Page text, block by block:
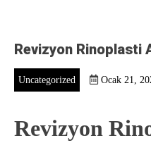
Revizyon Rinoplasti
Uncategorized Ocak 21,
Revizyon